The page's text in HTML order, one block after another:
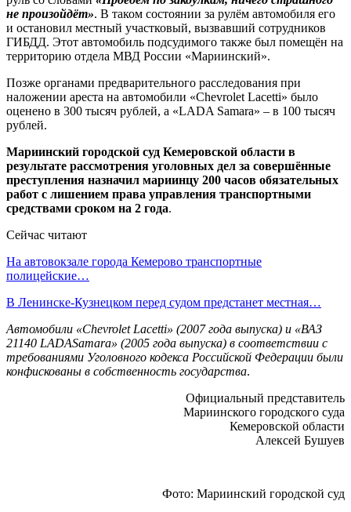
не произойдёт». В таком состоянии за рулём автомобиля его
и остановил местный участковый, вызвавший сотрудников
ГИБДД. Этот автомобиль подсудимого также был помещён на
территорию отдела МВД России «Мариинский».
Позже органами предварительного расследования при
наложении ареста на автомобили «Chevrolet Lacetti» было
оценено в 300 тысяч рублей, а «LADA Samara» – в 100 тысяч
рублей.
Мариинский городской суд Кемеровской области в
результате рассмотрения уголовных дел за совершённые
преступления назначил мариинцу 200 часов обязательных
работ с лишением права управления транспортными
средствами сроком на 2 года.
Сейчас читают
На автовокзале города Кемерово транспортные
полицейские…
В Ленинске-Кузнецком перед судом предстанет местная…
Автомобили «Chevrolet Lacetti» (2007 года выпуска) и «ВАЗ
21140 LADASamara» (2005 года выпуска) в соответствии с
требованиями Уголовного кодекса Российской Федерации были
конфискованы в собственность государства.
Официальный представитель
Мариинского городского суда
Кемеровской области
Алексей Бушуев
Фото: Мариинский городской суд